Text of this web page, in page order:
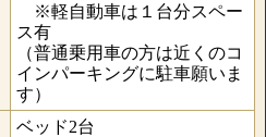
※軽自動車は１台分スペー
ス有
（普通乗用車の方は近くのコ
インパーキングに駐車願いま
す）
ベッド2台